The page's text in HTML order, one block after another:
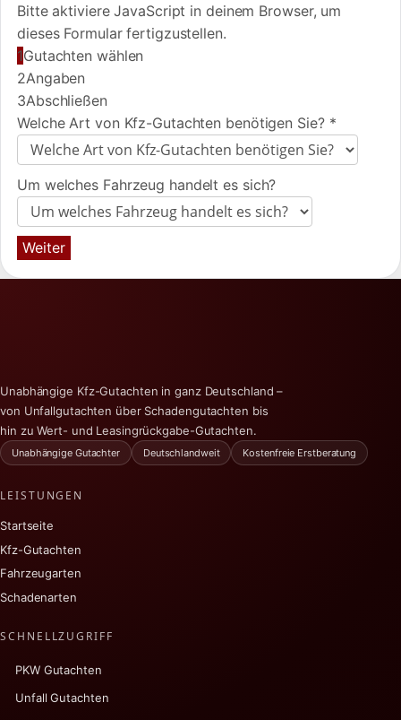
Bitte aktiviere JavaScript in deinem Browser, um
dieses Formular fertigzustellen.
1Gutachten wählen
2Angaben
3Abschließen
Welche Art von Kfz-Gutachten benötigen Sie? *
Um welches Fahrzeug handelt es sich?
Weiter
Unabhängige Kfz-Gutachten in ganz Deutschland –
von Unfallgutachten über Schadengutachten bis
hin zu Wert- und Leasingrückgabe-Gutachten.
Unabhängige Gutachter Deutschlandweit Kostenfreie Erstberatung
LEISTUNGEN
Startseite
Kfz-Gutachten
Fahrzeugarten
Schadenarten
SCHNELLZUGRIFF
PKW Gutachten
Unfall Gutachten